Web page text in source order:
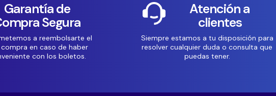
Garantía de
Segura
a reembolsarte el
en caso de haber
con los boletos.
Atención a
clientes
Siempre estamos a tu disposición para
resolver cualquier duda o consulta que
puedas tener.